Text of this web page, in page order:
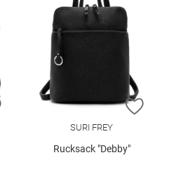
ZUR WUNSCHLISTE HINZUFÜGEN
ZUR
SURI FREY
Rucksack "Debby"